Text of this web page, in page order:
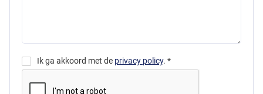
Ik ga akkoord met de privacy policy. *